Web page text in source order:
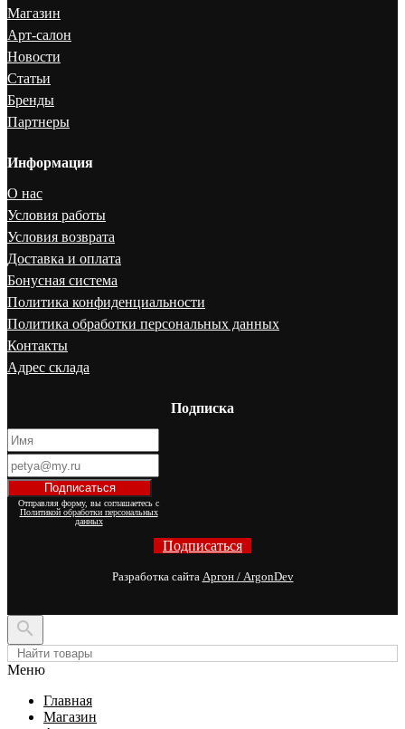
Магазин
Арт-салон
Новости
Статьи
Бренды
Партнеры
Информация
О нас
Условия работы
Условия возврата
Доставка и оплата
Бонусная система
Политика конфиденциальности
Политика обработки персональных данных
Контакты
Адрес склада
Подписка
Отправляя форму, вы соглашаетесь с
Политикой обработки персональных
данных
Подписаться
Разработка сайта Аргон / ArgonDev

Меню
Главная
Магазин